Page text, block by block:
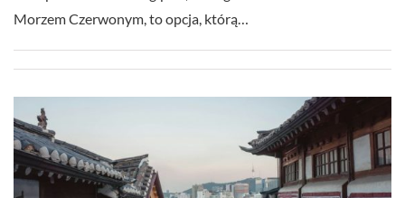
Morzem Czerwonym, to opcja, którą…